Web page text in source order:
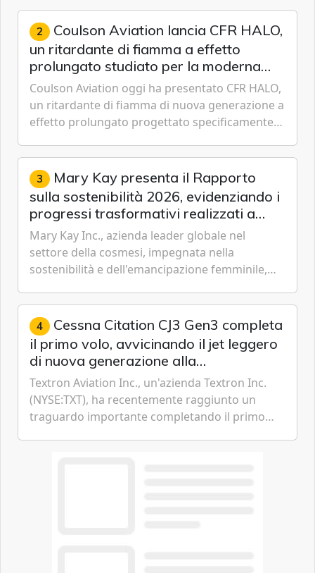
anticipare guasti e ottimizzare risorse in tempo
reale. Paride D'Andreta, Direttore Telco &
Media, Minsait in Italia, spiega le tre direttrici
strategiche su cui gli operatori devono
muoversi per trasformare la spinta tecnologica
dell’AI in un vantaggio strutturale.
2 Coulson Aviation lancia CFR HALO,
un ritardante di fiamma a effetto
prolungato studiato per la moderna
lotta aerea contro gli incendi
Coulson Aviation oggi ha presentato CFR HALO,
un ritardante di fiamma di nuova generazione a
effetto prolungato progettato specificamente
missioni an...
3 Mary Kay presenta il Rapporto
sulla sostenibilità 2026, evidenziando i
progressi trasformativi realizzati a
livello globale nelle sfere sociale,
economica e ambientale
Mary Kay Inc., azienda leader globale nel
settore della cosmesi, impegnata nella
sostenibilità e dell'emancipazione femminile,
sostenibilità 2026, una panora...
4 Cessna Citation CJ3 Gen3 completa
il primo volo, avvicinando il jet leggero
di nuova generazione alla
certificazione
Textron Aviation Inc., un'azienda Textron Inc.
(NYSE:TXT), ha recentemente raggiunto un
traguardo importante completando il primo